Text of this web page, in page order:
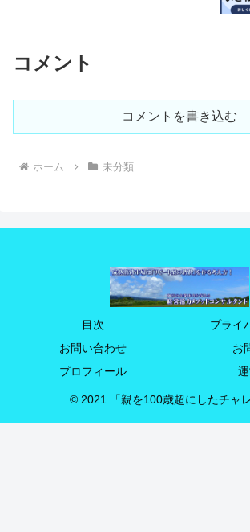
コメント
コメントを書き込む
ホーム 未分類
目次
プライ
お問い合わせ
お
プロフィール
© 2021 「親を100歳超にしたチャレ